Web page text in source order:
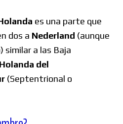
es una parte que
dos a Nederland (aunque
a las Baja
Holanda del
(Septentrional o